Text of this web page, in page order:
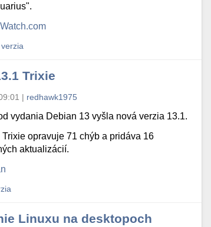
Trixie
| redhawk1975
vydania Debian 13 vyšla nová verzia 13.1.
Trixie opravuje 71 chýb a pridáva 16
aktualizácií.
Linuxu na desktopoch